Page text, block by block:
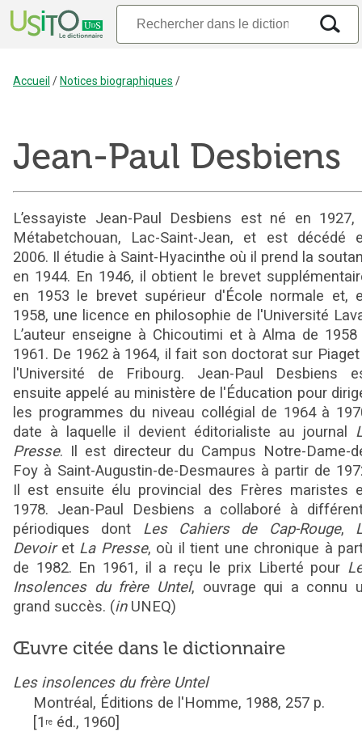
Accueil /Notices biographiques /
Jean-Paul Desbiens
L’essayiste Jean-Paul Desbiens est né en 1927,
Métabetchouan, Lac-Saint-Jean, et est décédé
2006. Il étudie à Saint-Hyacinthe où il prend la
en 1944. En 1946, il obtient le brevet
en 1953 le brevet supérieur d'École normale et,
1958, une licence en philosophie de l'Université
L’auteur enseigne à Chicoutimi et à Alma de 1958
1961. De 1962 à 1964, il fait son doctorat sur
l'Université de Fribourg. Jean-Paul Desbiens
ensuite appelé au ministère de l'Éducation pour
les programmes du niveau collégial de 1964 à
date à laquelle il devient éditorialiste au journal
Presse. Il est directeur du Campus Notre-Dame-
Foy à Saint-Augustin-de-Desmaures à partir de
Il est ensuite élu provincial des Frères maristes
1978. Jean-Paul Desbiens a collaboré à
périodiques dont Les Cahiers de Cap-Rouge,
Devoiret La Presse, où il tient une chronique à
de 1982. En 1961, il a reçu le prix Liberté pour
Insolences du frère Untel, ouvrage qui a connu
grand succès. (inUNEQ)
Œuvre citée dans le dictionnaire
Les insolences du frère Untel
Montréal, Éditions de l'Homme, 1988, 257 p.
[1 re éd., 1960]